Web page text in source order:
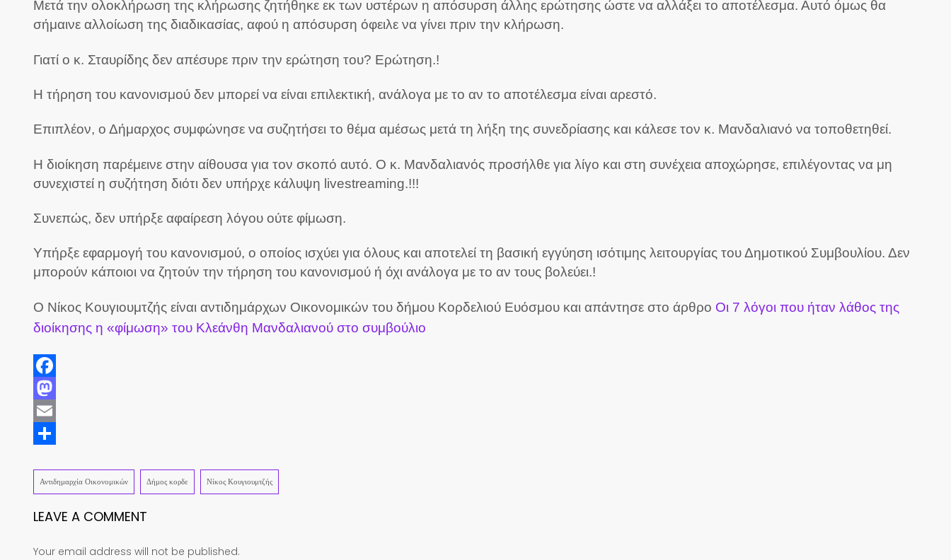
Μετά την ολοκλήρωση της κλήρωσης ζητήθηκε εκ των υστέρων η απόσυρση άλλης ερώτησης ώστε να αλλάξει το αποτέλεσμα. Αυτό όμως θα
σήμαινε αλλοίωση της διαδικασίας, αφού η απόσυρση όφειλε να γίνει πριν την κλήρωση.
Γιατί ο κ. Σταυρίδης δεν απέσυρε πριν την ερώτηση του? Ερώτηση.!
Η τήρηση του κανονισμού δεν μπορεί να είναι επιλεκτική, ανάλογα με το αν το αποτέλεσμα είναι αρεστό.
Επιπλέον, ο Δήμαρχος συμφώνησε να συζητήσει το θέμα αμέσως μετά τη λήξη της συνεδρίασης και κάλεσε τον κ. Μανδαλιανό να τοποθετηθεί.
Η διοίκηση παρέμεινε στην αίθουσα για τον σκοπό αυτό. Ο κ. Μανδαλιανός προσήλθε για λίγο και στη συνέχεια αποχώρησε, επιλέγοντας να μη
συνεχιστεί η συζήτηση διότι δεν υπήρχε κάλυψη livestreaming.!!!
Συνεπώς, δεν υπήρξε αφαίρεση λόγου ούτε φίμωση.
Υπήρξε εφαρμογή του κανονισμού, ο οποίος ισχύει για όλους και αποτελεί τη βασική εγγύηση ισότιμης λειτουργίας του Δημοτικού Συμβουλίου. Δεν
μπορούν κάποιοι να ζητούν την τήρηση του κανονισμού ή όχι ανάλογα με το αν τους βολεύει.!
Ο Νίκος Κουγιουμτζής είναι αντιδημάρχων Οικονομικών του δήμου Κορδελιού Ευόσμου και απάντησε στο άρθρο Οι 7 λόγοι που ήταν λάθος της
διοίκησης η «φίμωση» του Κλεάνθη Μανδαλιανού στο συμβούλιο
Facebook
Mastodon
Email
Αντιδημαρχία Οικονομικών Δήμος κορδε Νίκος Κουγιουμτζής
LEAVE A COMMENT
Your email address will not be published.